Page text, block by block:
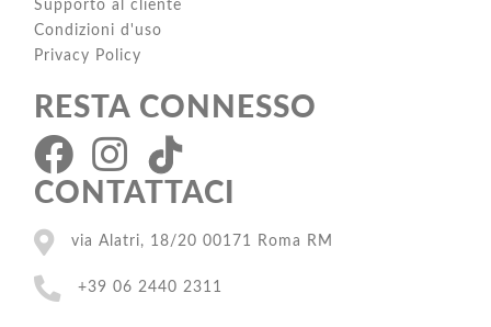
Supporto al cliente
Condizioni d'uso
Privacy Policy
RESTA CONNESSO
CONTATTACI
via Alatri, 18/20 00171 Roma RM
+39 06 2440 2311